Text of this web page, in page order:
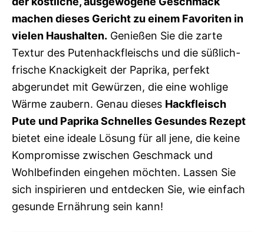
machen dieses Gericht zu einem Favoriten in
vielen Haushalten. Genießen Sie die zarte
Textur des Putenhackfleischs und die süßlich-
frische Knackigkeit der Paprika, perfekt
abgerundet mit Gewürzen, die eine wohlige
Wärme zaubern. Genau dieses Hackfleisch
Pute und Paprika Schnelles Gesundes Rezept
bietet eine ideale Lösung für all jene, die keine
Kompromisse zwischen Geschmack und
Wohlbefinden eingehen möchten. Lassen Sie
sich inspirieren und entdecken Sie, wie einfach
gesunde Ernährung sein kann!